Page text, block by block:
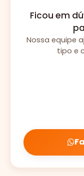
Ficou em
Nossa equipe
tipo e